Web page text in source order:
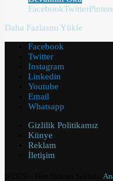
FacebookTwitter
Daha Fazlasını Yükle
Facebook
Twitter
Instagram
Linkedin
Youtube
Email
Whatsapp
Gizlilik Politikamız
Künye
Reklam
İletişim